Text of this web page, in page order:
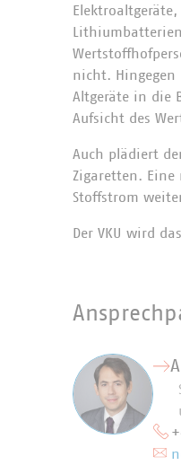
nicht. Hingegen
Altgeräte in die
Aufsicht des
Auch plädiert
Zigaretten. Eine
Stoffstrom
Der VKU wird